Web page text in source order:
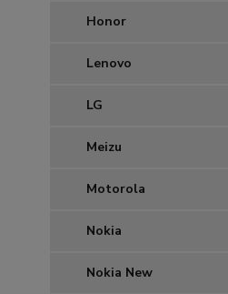
Honor
Lenovo
LG
Meizu
Motorola
Nokia
Nokia New